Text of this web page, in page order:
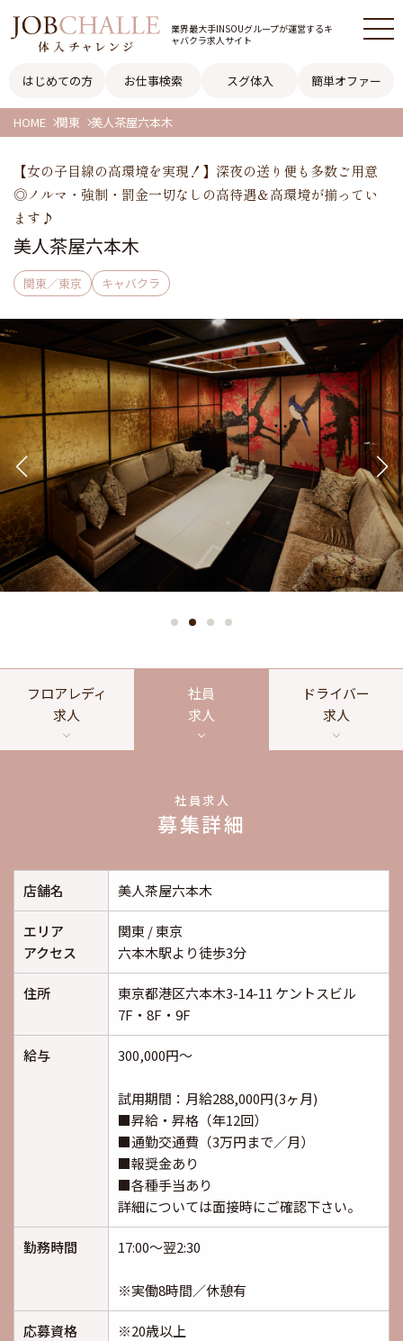
業界最大手INSOUグループが運営するキ
ャバクラ求人サイト
はじめての方 お仕事検索 スグ体入 簡単オファー
HOME 関東 美人茶屋六本木
【女の子目線の高環境を実現！】深夜の送り便も多数ご用意
◎ノルマ・強制・罰金一切なしの高待遇＆高環境が揃ってい
ます♪
美人茶屋六本木
関東／東京 キャバクラ
フロアレディ
求人
社員
求人
ドライバー
求人
社員求人
募集詳細
店舗名 美人茶屋六本木
エリア
アクセス
関東 / 東京
六本木駅より徒歩3分
住所
東京都港区六本木3-14-11 ケントスビル
7F・8F・9F
給与 300,000円～
試用期間：月給288,000円(3ヶ月)
■昇給・昇格（年12回）
■通勤交通費（3万円まで／⽉）
■報奨⾦あり
■各種⼿当あり
詳細については面接時にご確認下さい。
勤務時間 17:00～翌2:30
※実働8時間／休憩有
応募資格
※20歳以上